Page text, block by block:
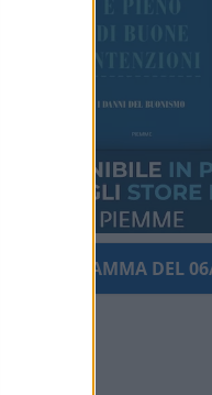
PORROGRAMMA DEL